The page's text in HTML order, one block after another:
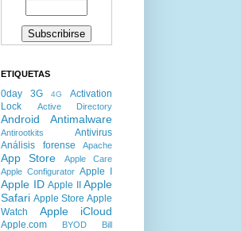
ETIQUETAS
0day 3G 4G
Activation
Lock
Active Directory
Android Antimalware
Antirootkits
Antivirus
Análisis forense
Apache
App Store
Apple Care
Apple Configurator Apple I
Apple ID Apple II
Apple
Safari Apple Store Apple
Watch
Apple iCloud
Apple.com BYOD
Bill